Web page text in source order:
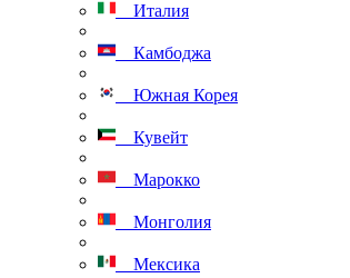
Италия
Камбоджа
Южная Корея
Кувейт
Марокко
Монголия
Мексика